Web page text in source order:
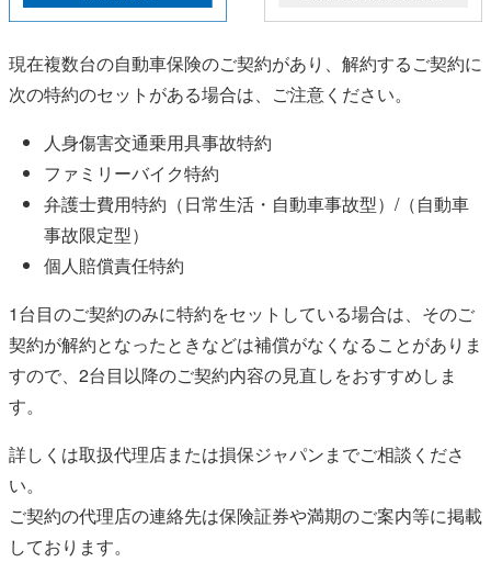
現在複数台の自動車保険のご契約があり、解約するご契約に
次の特約のセットがある場合は、ご注意ください。
人身傷害交通乗用具事故特約
ファミリーバイク特約
弁護士費用特約（日常生活・自動車事故型）/（自動車
事故限定型）
個人賠償責任特約
1台目のご契約のみに特約をセットしている場合は、そのご
契約が解約となったときなどは補償がなくなることがありま
すので、2台目以降のご契約内容の見直しをおすすめしま
す。
詳しくは取扱代理店または損保ジャパンまでご相談くださ
い。
ご契約の代理店の連絡先は保険証券や満期のご案内等に掲載
しております。